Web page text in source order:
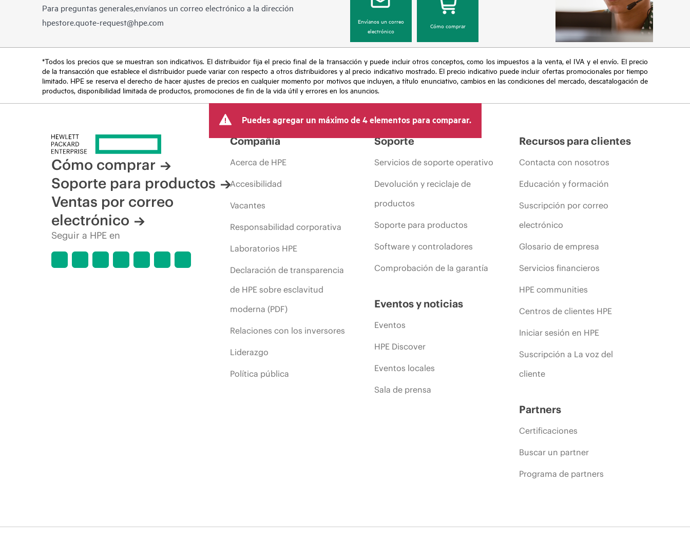
Para preguntas generales,envíanos un correo electrónico a la dirección
hpestore.quote-request@hpe.com
Envíanos un correo
electrónico
Cómo comprar
*Todos los precios que se muestran son indicativos. El distribuidor fija el precio final de la transacción y puede incluir otros conceptos, como los impuestos a la venta, el IVA y el envío. El precio
de la transacción que establece el distribuidor puede variar con respecto a otros distribuidores y al precio indicativo mostrado. El precio indicativo puede incluir ofertas promocionales por tiempo
limitado. HPE se reserva el derecho de hacer ajustes de precios en cualquier momento por motivos que incluyen, a título enunciativo, cambios en las condiciones del mercado, descatalogación de
productos, disponibilidad limitada de productos, promociones de fin de la vida útil y errores en los anuncios.
Puedes agregar un máximo de 4 elementos para comparar.
Cómo comprar
Soporte para productos
Ventas por correo
electrónico
Seguir a HPE en
Compañía
Acerca de HPE
Accesibilidad
Vacantes
Responsabilidad corporativa
Laboratorios HPE
Declaración de transparencia
de HPE sobre esclavitud
moderna (PDF)
Relaciones con los inversores
Liderazgo
Política pública
Soporte
Servicios de soporte operativo
Devolución y reciclaje de
productos
Soporte para productos
Software y controladores
Comprobación de la garantía
Eventos y noticias
Eventos
HPE Discover
Eventos locales
Sala de prensa
Recursos para clientes
Contacta con nosotros
Educación y formación
Suscripción por correo
electrónico
Glosario de empresa
Servicios financieros
HPE communities
Centros de clientes HPE
Iniciar sesión en HPE
Suscripción a La voz del
cliente
Partners
Certificaciones
Buscar un partner
Programa de partners